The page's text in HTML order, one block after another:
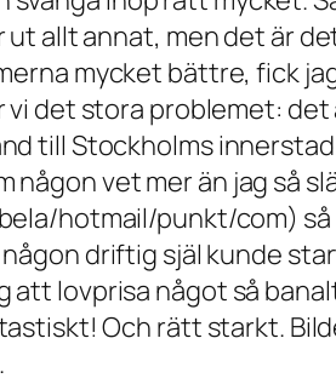
ut allt annat, men det är
mycket bättre, fick
vi det stora problemet:
till Stockholms
någon vet mer än jag så
hotmail/punkt/com) så
någon driftig själ kunde
att lovprisa något så
Och rätt starkt.